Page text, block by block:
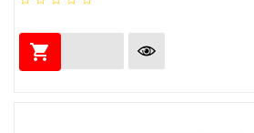
